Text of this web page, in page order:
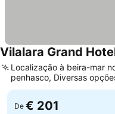
Vilalara Grand
Localização à beira-mar
penhasco, Diversas
piscinas
De € 201